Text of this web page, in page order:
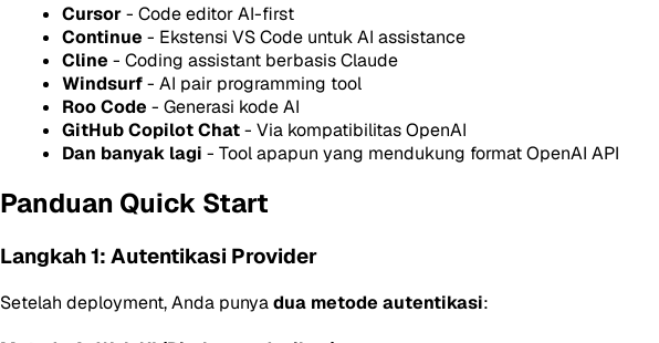
Cursor- Code editor AI-first
Continue - Ekstensi VS Code untuk AI assistance
Cline - Coding assistant berbasis Claude
Windsurf- AI pair programming tool
Roo Code - Generasi kode AI
GitHub Copilot Chat- Via kompatibilitas OpenAI
Dan banyak lagi - Tool apapun yang mendukung format OpenAI API
Panduan Quick Start
Langkah 1: Autentikasi Provider
Setelah deployment, Anda punyadua metode autentikasi: